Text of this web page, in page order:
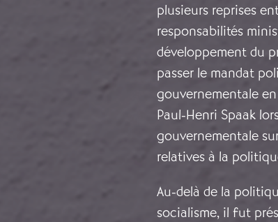
plusieurs reprises
responsabilités
développement du
passer le mandat
gouvernementale
Paul-Henri Spaak
gouvernementale
relatives à la
Au-delà de la
socialisme, il fut